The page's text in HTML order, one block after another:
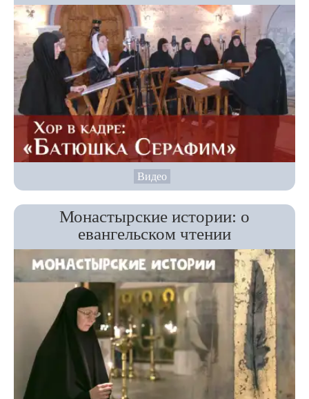
Видео
Монастырские истории: о
евангельском чтении